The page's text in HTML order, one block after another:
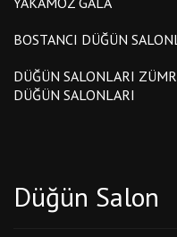
Salonumuza
BOSTANCI DÜĞÜN